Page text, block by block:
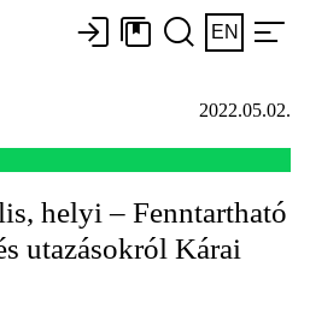
EN
2022.05.02.
helyi – Fenntartható
utazásokról Kárai